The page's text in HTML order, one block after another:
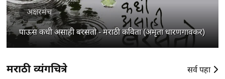
अक्षरमंच
पाऊस कधी असाही बरसतो - मराठी कविता (अमृता धारणगावकर)
मराठी व्यंगचित्रे सर्व पहा